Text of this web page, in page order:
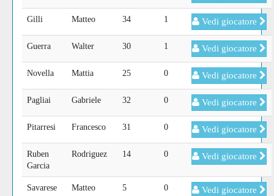
Gilli Matteo 34 1 Vedi giocatore
Guerra Walter 30 1 Vedi giocatore
Novella Mattia 25 0 Vedi giocatore
Pagliai Gabriele 32 0 Vedi giocatore
Pitarresi Francesco 31 0 Vedi giocatore
Ruben
Garcia
Rodriguez 14 0 Vedi giocatore
Savarese Matteo 5 0 Vedi giocatore